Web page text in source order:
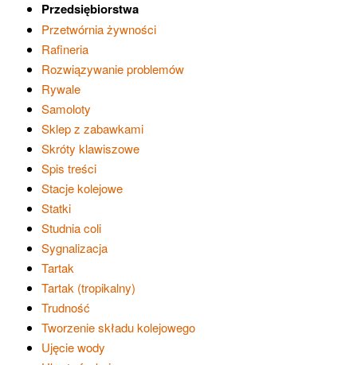
Przedsiębiorstwa
Przetwórnia żywności
Rafineria
Rozwiązywanie problemów
Rywale
Samoloty
Sklep z zabawkami
Skróty klawiszowe
Spis treści
Stacje kolejowe
Statki
Studnia coli
Sygnalizacja
Tartak
Tartak (tropikalny)
Trudność
Tworzenie składu kolejowego
Ujęcie wody